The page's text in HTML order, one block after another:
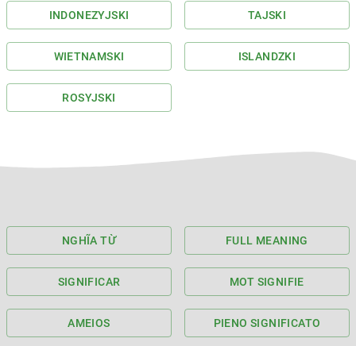
INDONEZYJSKI TAJSKI
WIETNAMSKI ISLANDZKI
ROSYJSKI
NGHĨA TỪ FULL MEANING
SIGNIFICAR MOT SIGNIFIE
AMEIOS PIENO SIGNIFICATO